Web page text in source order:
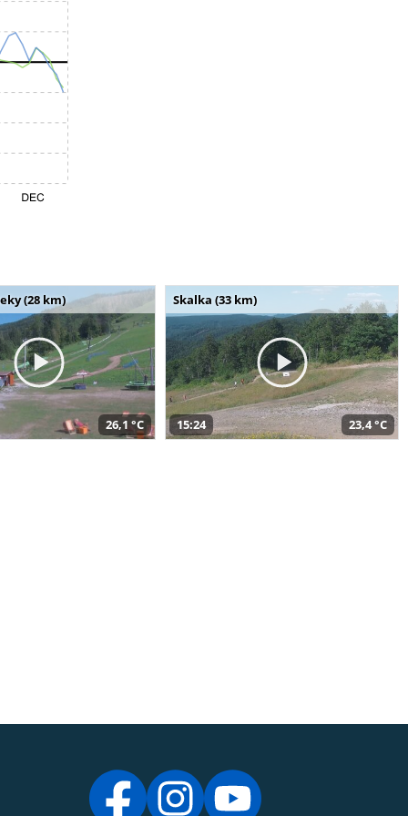
(28 km)
26,1 °C
Skalka (33 km)
15:24 23,4 °C